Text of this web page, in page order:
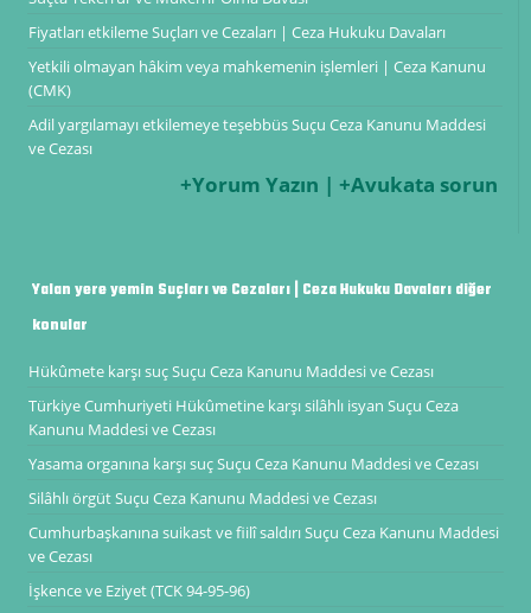
Fiyatları etkileme Suçları ve Cezaları | Ceza Hukuku Davaları
Yetkili olmayan hâkim veya mahkemenin işlemleri | Ceza Kanunu
(CMK)
Adil yargılamayı etkilemeye teşebbüs Suçu Ceza Kanunu Maddesi
ve Cezası
+Yorum Yazın | +Avukata sorun
Yalan yere yemin Suçları ve Cezaları | Ceza Hukuku Davaları diğer
konular
Hükûmete karşı suç Suçu Ceza Kanunu Maddesi ve Cezası
Türkiye Cumhuriyeti Hükûmetine karşı silâhlı isyan Suçu Ceza
Kanunu Maddesi ve Cezası
Yasama organına karşı suç Suçu Ceza Kanunu Maddesi ve Cezası
Silâhlı örgüt Suçu Ceza Kanunu Maddesi ve Cezası
Cumhurbaşkanına suikast ve fiilî saldırı Suçu Ceza Kanunu Maddesi
ve Cezası
İşkence ve Eziyet (TCK 94-95-96)